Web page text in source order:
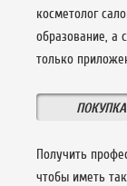
косметолог
образование, а
только
Получить
чтобы иметь